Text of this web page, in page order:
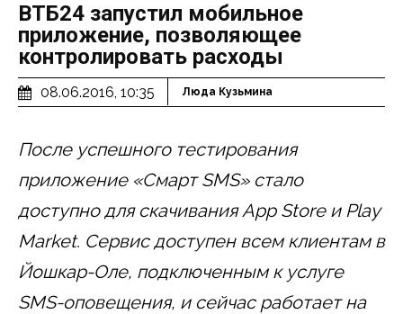
ВТБ24 запустил мобильное
приложение, позволяющее
контролировать расходы
08.06.2016, 10:35 Люда Кузьмина
После успешного тестирования
приложение «Смарт SMS» стало
доступно для скачивания App Store и Play
Market. Сервис доступен всем клиентам в
Йошкар-Оле, подключенным к услуге
SMS-оповещения, и сейчас работает на